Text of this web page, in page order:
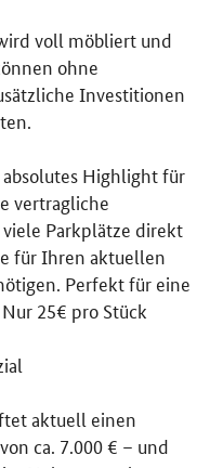
voll möbliert und
ohne
Investitionen
Highlight für
vertragliche
Parkplätze direkt
für Ihren aktuellen
Perfekt für eine
25€ pro Stück
aktuell einen
ca. 7.000 € – und